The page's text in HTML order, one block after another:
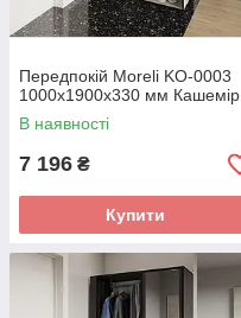
Передпокій Moreli KO-0003
1000x1900x330 мм Кашемір
В наявності
7 196 ₴
Купити